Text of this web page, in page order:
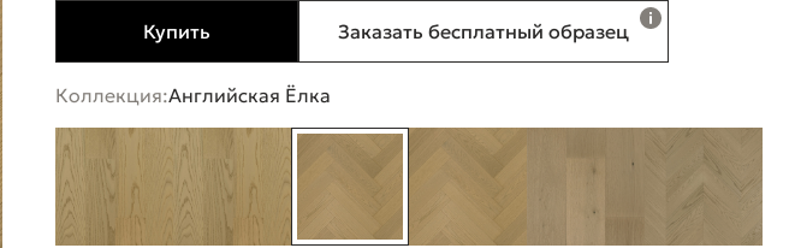
Купить Заказать бесплатный образец
Коллекция:Английская Ёлка